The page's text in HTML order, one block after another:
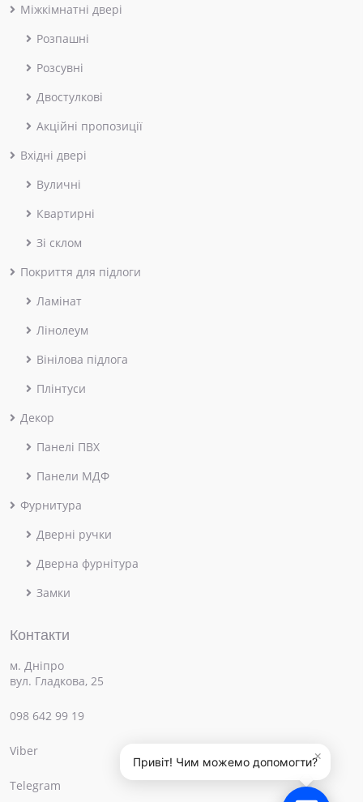
×
Привіт! Чим можемо допомогти?
Міжкімнатні двері
Розпашні
Розсувні
Двостулкові
Акційні пропозиції
Вхідні двері
Вуличні
Квартирні
Зі склом
Покриття для підлоги
Ламінат
Лінолеум
Вінілова підлога
Плінтуси
Декор
Панелі ПВХ
Панели МДФ
Фурнитура
Дверні ручки
Дверна фурнітура
Замки
Контакти
м. Дніпро
вул. Гладкова, 25
098 642 99 19
Viber
Telegram